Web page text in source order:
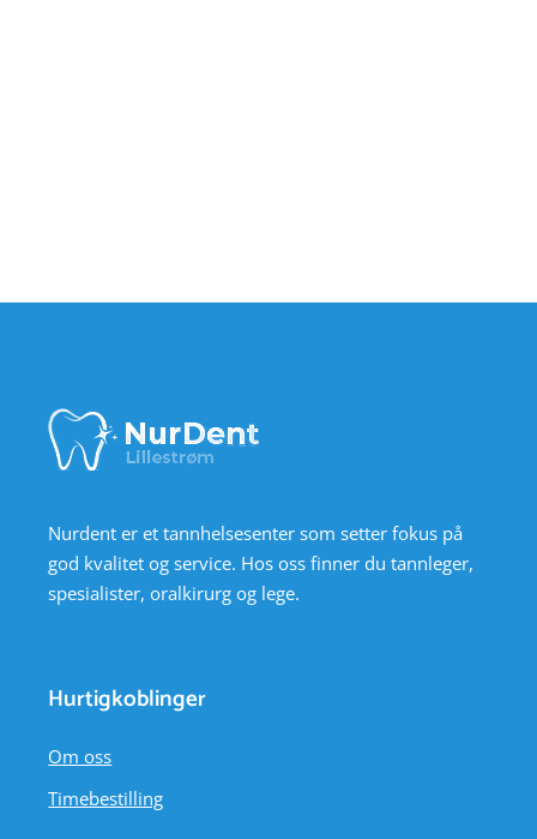
Nurdent er et tannhelsesenter som setter fokus på
god kvalitet og service. Hos oss finner du tannleger,
spesialister, oralkirurg og lege.
Hurtigkoblinger
Om oss
Timebestilling